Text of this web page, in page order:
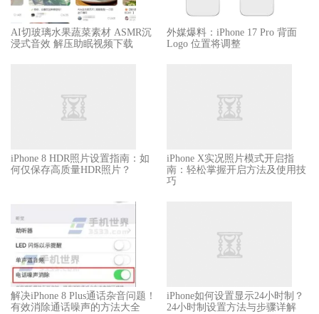
​​AI切玻璃水果蔬菜素材 ASMR沉
浸式音效 解压助眠视频下载
外媒爆料：​​iPhone 17 Pro 背面
Logo 位置将调整​​
iPhone 8 HDR照片设置指南：如
何仅保存高质量HDR照片？
iPhone X实况照片模式开启指
南：轻松掌握开启方法及使用技
巧
解决iPhone 8 Plus通话杂音问题！
有效消除通话噪声的方法大全
iPhone如何设置显示24小时制？
24小时制设置方法与步骤详解